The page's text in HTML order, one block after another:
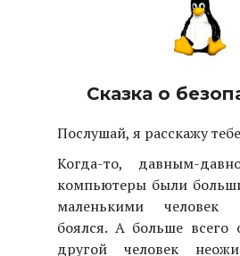
Сказка о
Послушай, я расскажу
Когда-то, давным-
компьютеры были
маленькими человек
боялся. А больше всего
другой человек